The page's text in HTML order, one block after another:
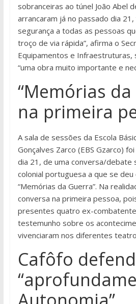
sobranceiras ao túnel João Abel
arrancaram já no passado dia
segurança a todas as pessoas
troço de via rápida”, afirma o
Equipamentos e Infraestruturas,
“uma obra muito importante e
“Memórias da
na primeira
A sala de sessões da Escola
Gonçalves Zarco (EBS Gzarco)
dia 21, de uma conversa/debate
colonial portuguesa a que se deu
“Memórias da Guerra”. Na
conversa na primeira pessoa,
presentes quatro ex-
testemunho sobre os
vivenciaram nos diferentes
Cafôfo